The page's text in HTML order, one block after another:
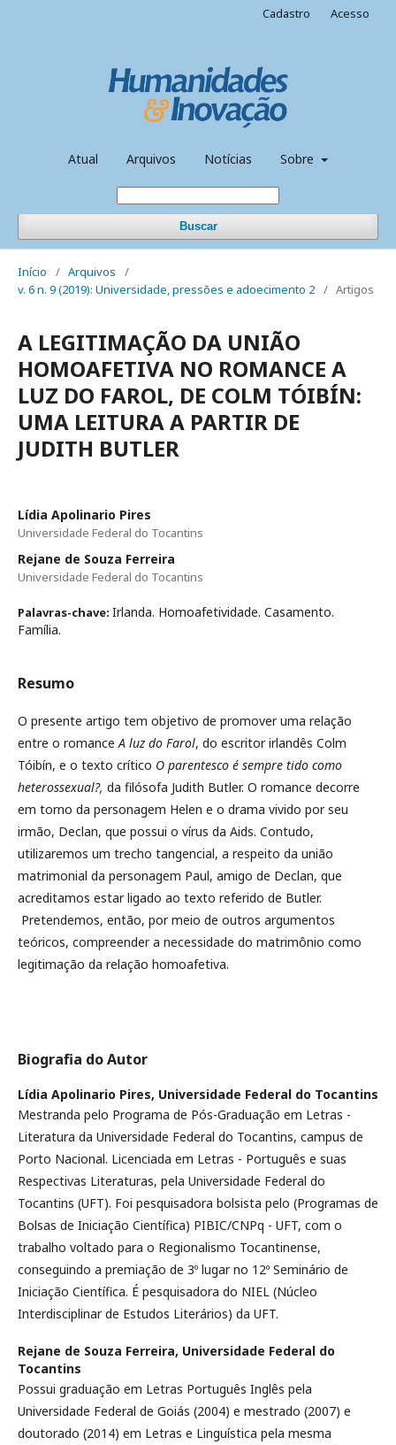
Atual Arquivos Notícias Sobre
Buscar
Cadastro Acesso
Início / Arquivos
/
v. 6 n. 9 (2019): Universidade, pressões e adoecimento 2 / Artigos
A LEGITIMAÇÃO DA UNIÃO
HOMOAFETIVA NO ROMANCE A
LUZ DO FAROL, DE COLM TÓIBÍN:
UMA LEITURA A PARTIR DE
JUDITH BUTLER
Lídia Apolinario Pires
Universidade Federal do Tocantins
Rejane de Souza Ferreira
Universidade Federal do Tocantins
Palavras-chave: Irlanda. Homoafetividade. Casamento.
Família.
Resumo
O presente artigo tem objetivo de promover uma relação
entre o romanceA luz do Farol, do escritor irlandês Colm
Tóibín, e o texto crítico O parentesco é sempre tido como
heterossexual?, da filósofa Judith Butler. O romance decorre
em torno da personagem Helen e o drama vivido por seu
irmão, Declan, que possui o vírus da Aids. Contudo,
utilizaremos um trecho tangencial, a respeito da união
matrimonial da personagem Paul, amigo de Declan, que
acreditamos estar ligado ao texto referido de Butler.
Pretendemos, então, por meio de outros argumentos
teóricos, compreender a necessidade do matrimônio como
legitimação da relação homoafetiva.
Biografia do Autor
Lídia Apolinario Pires, Universidade Federal do Tocantins
Mestranda pelo Programa de Pós-Graduação em Letras -
Literatura da Universidade Federal do Tocantins, campus de
Porto Nacional. Licenciada em Letras - Português e suas
Respectivas Literaturas, pela Universidade Federal do
Tocantins (UFT). Foi pesquisadora bolsista pelo (Programas de
Bolsas de Iniciação Científica) PIBIC/CNPq - UFT, com o
trabalho voltado para o Regionalismo Tocantinense,
conseguindo a premiação de 3º lugar no 12º Seminário de
Iniciação Científica. É pesquisadora do NIEL (Núcleo
Interdisciplinar de Estudos Literários) da UFT.
Rejane de Souza Ferreira, Universidade Federal do
Tocantins
Possui graduação em Letras Português Inglês pela
Universidade Federal de Goiás (2004) e mestrado (2007) e
doutorado (2014) em Letras e Linguística pela mesma